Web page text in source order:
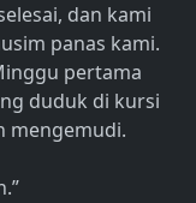
dan kami
panas kami.
pertama
duduk di kursi
mengemudi.